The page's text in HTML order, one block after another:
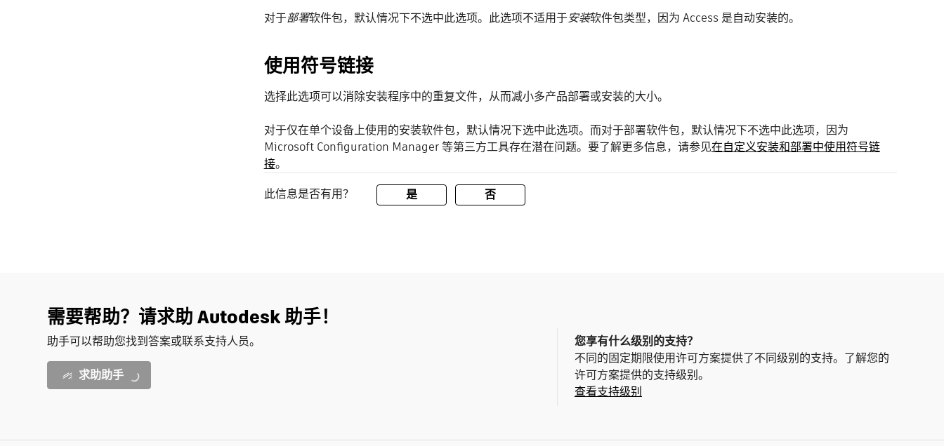
对于部署软件包，默认情况下不选中此选项。此选项不适用于安装软件包类型，因为 Access 是自动安装的。
使用符号链接
选择此选项可以消除安装程序中的重复文件，从而减小多产品部署或安装的大小。
对于仅在单个设备上使用的安装软件包，默认情况下选中此选项。而对于部署软件包，默认情况下不选中此选项，因为
Microsoft Configuration Manager 等第三方工具存在潜在问题。要了解更多信息，请参见在自定义安装和部署中使用符号链
接。
此信息是否有用？
是 否
需要帮助？请求助 Autodesk 助手！
助手可以帮助您找到答案或联系支持人员。
求助助手
您享有什么级别的支持？
不同的固定期限使用许可方案提供了不同级别的支持。了解您的
许可方案提供的支持级别。
查看支持级别